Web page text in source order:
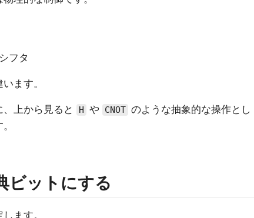
フタ
ます。
上から見ると H や CNOT のような抽象的な操作とし
ビットにする
ます。